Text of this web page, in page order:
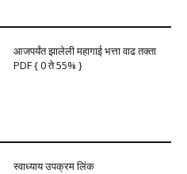
आजपर्यंत झालेली महागाई भत्ता वाढ तक्ता
PDF { 0 ते 55% }
स्वाध्याय उपक्रम लिंक